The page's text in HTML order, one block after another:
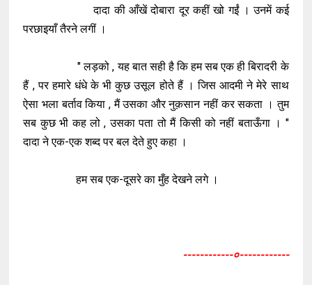
दादा की आँखें दोबारा दूर कहीं खो गईं । उनमें कई
परछाइयाँ तैरने लगीं ।
" लड़को , यह बात सही है कि हम सब एक ही बिरादरी के
हैं , पर हमारे धंधे के भी कुछ उसूल होते हैं । जिस आदमी ने मेरे साथ
ऐसा भला बर्ताव किया , मैं उसका और नुक़सान नहीं कर सकता । तुम
सब कुछ भी कह लो , उसका पता तो मैं किसी को नहीं बताऊँगा । "
दादा ने एक-एक शब्द पर बल देते हुए कहा ।
हम सब एक-दूसरे का मुँह देखने लगे ।
------------०------------